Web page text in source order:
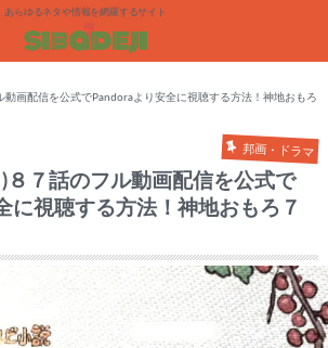
あらゆるネタや情報を網羅するサイト
動画配信を公式でPandoraより安全に視聴する方法！神地おもろ
邦画・ドラマ
８７話のフル動画配信を公式で
に視聴する方法！神地おもろ７